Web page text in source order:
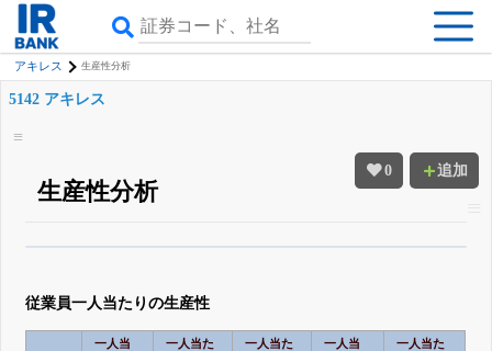
アキレス 生産性分析
0 追加
5142 アキレス
生産性分析
登録すると永久30%OFFと米株版の先行利用も付きます
従業員一人当たりの生産性
一人当
一人当た
一人当た
一人当
一人当た